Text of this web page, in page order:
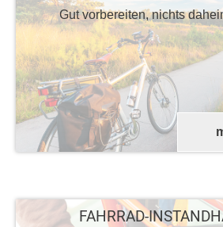
Gut vorbereiten, nichts
FAHRRAD-